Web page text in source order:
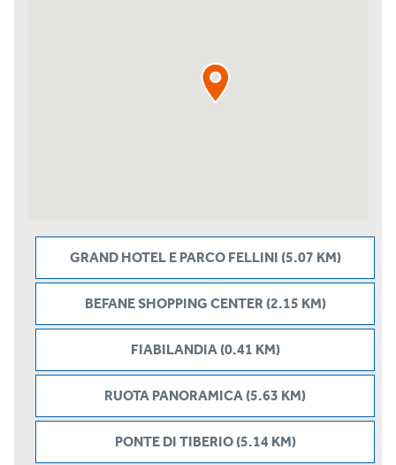
GRAND HOTEL E PARCO FELLINI (5.07 KM)
BEFANE SHOPPING CENTER (2.15 KM)
FIABILANDIA (0.41 KM)
RUOTA PANORAMICA (5.63 KM)
PONTE DI TIBERIO (5.14 KM)